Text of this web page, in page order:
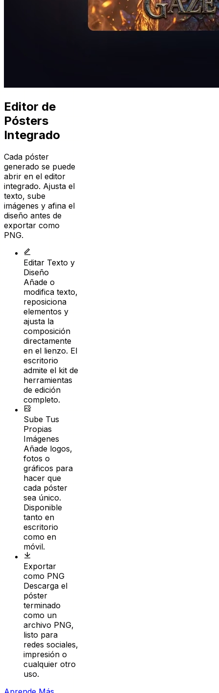
Editor de
Pósters
Integrado
Cada póster
abrir en el editor
integrado. Ajusta el
texto, sube
imágenes y afina el
diseño antes de
exportar como
PNG.
Editar Texto y
Diseño
Añade o
modifica texto,
reposiciona
elementos y
ajusta la
composición
directamente
en el lienzo. El
escritorio
admite el kit de
herramientas
de edición
completo.
Sube Tus
Propias
Imágenes
Añade logos,
fotos o
gráficos para
hacer que
cada póster
sea único.
Disponible
tanto en
escritorio
como en
móvil.
Exportar
como PNG
Descarga el
póster
terminado
como un
archivo PNG,
listo para
redes sociales,
impresión o
cualquier otro
uso.
Aprende Más